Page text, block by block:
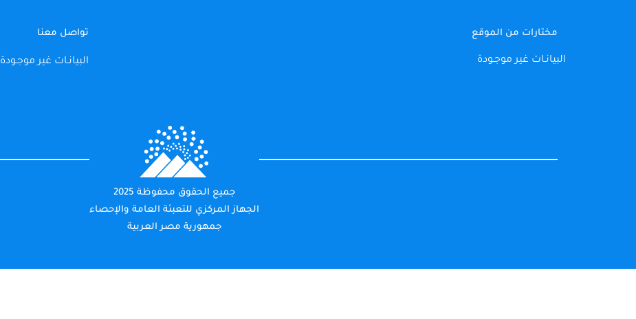
مختارات من الموقع
البيانـات غير موجـودة
تواصل معنا
البيانـات غير موجـودة
جميع الحقوق محفوظة 2025
الجهاز المركزي للتعبئة العامة والإحصاء
جمهورية مصر العربية